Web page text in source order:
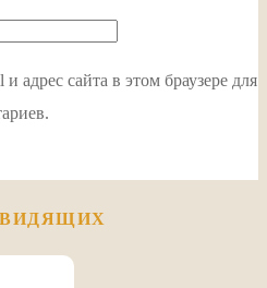
адрес сайта в этом браузере для